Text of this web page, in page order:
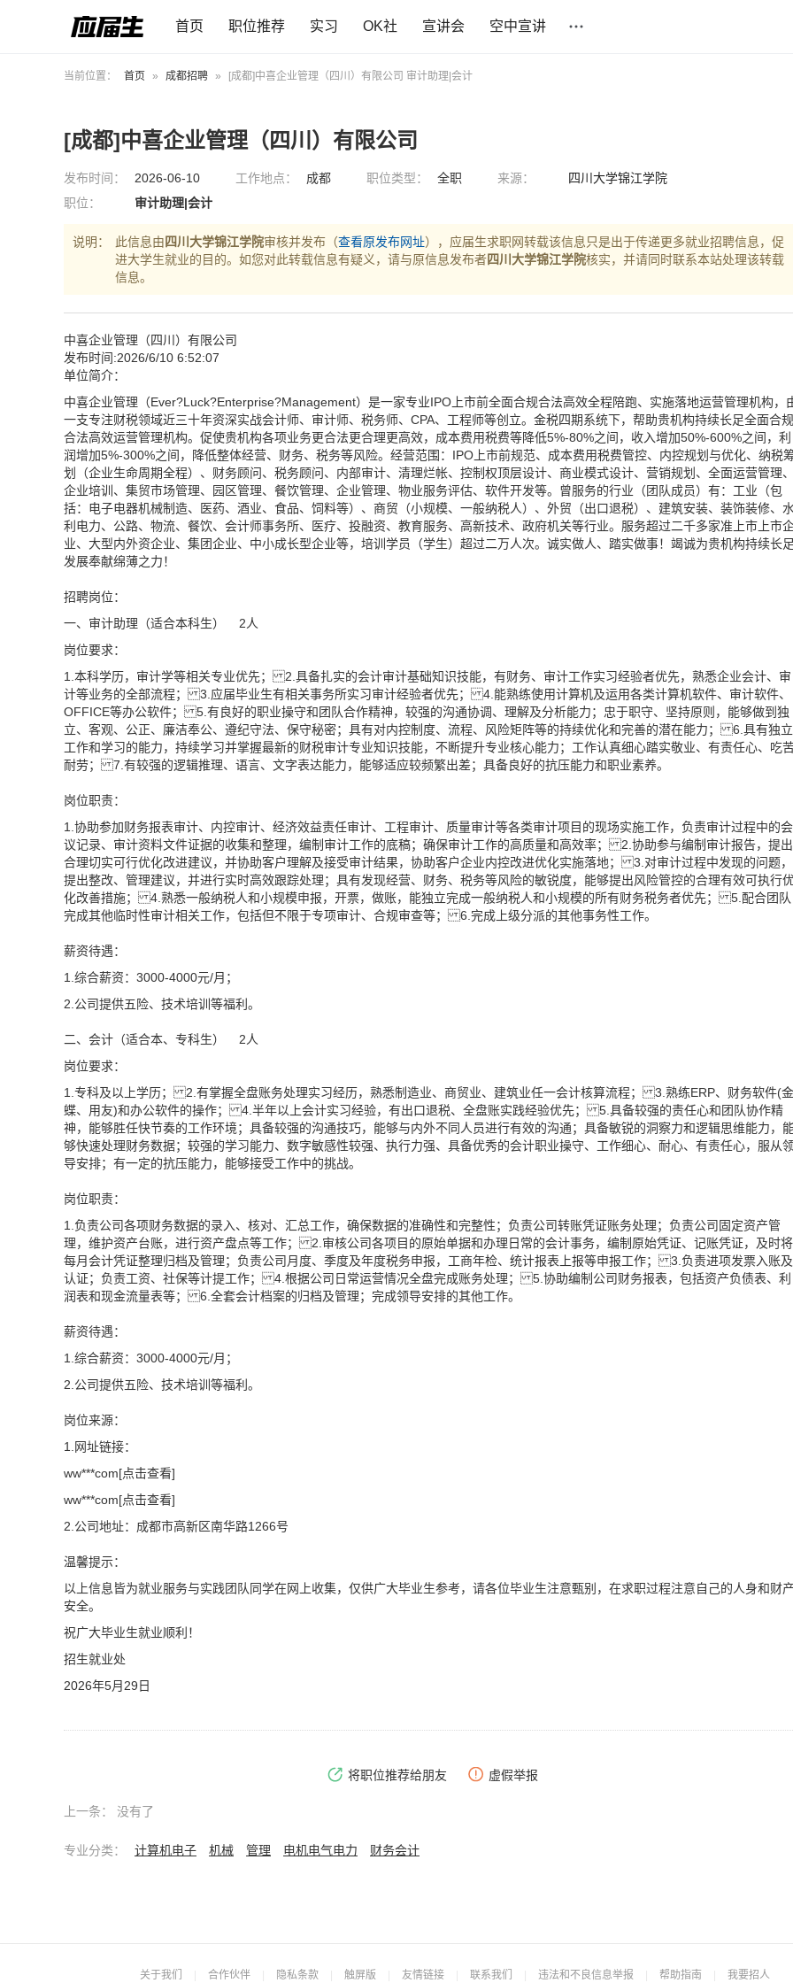
首页 职位推荐 实习 OK社 宣讲会 空中宣讲
当前位置： 首页 » 成都招聘 » [成都]中喜企业管理（四川）有限公司 审计助理|会计
[成都]中喜企业管理（四川）有限公司
发布时间： 2026-06-10 工作地点： 成都 职位类型： 全职 来源：
四川大学锦江学院
职位：
审计助理|会计
说明： 此信息由 四川大学锦江学院审核并发布（查看原发布网址），应届生求职网转载该信息只是出于传递更多就业招聘信息，促
进大学生就业的目的。如您对此转载信息有疑义，请与原信息发布者四川大学锦江学院核实，并请同时联系本站处理该转载
信息。
中喜企业管理（四川）有限公司
发布时间:2026/6/10 6:52:07
单位简介：
中喜企业管理（Ever?Luck?Enterprise?Management）是一家专业IPO上市前全面合规合法高效全程陪跑、实施落地运营管理机构，
一支专注财税领域近三十年资深实战会计师、审计师、税务师、CPA、工程师等创立。金税四期系统下，帮助贵机构持续长足全面合规
合法高效运营管理机构。促使贵机构各项业务更合法更合理更高效，成本费用税费等降低5%-80%之间，收入增加50%-600%之间，利
润增加5%-300%之间，降低整体经营、财务、税务等风险。经营范围：IPO上市前规范、成本费用税费管控、内控规划与优化、纳税
划（企业生命周期全程）、财务顾问、税务顾问、内部审计、清理烂帐、控制权顶层设计、商业模式设计、营销规划、全面运营管理、
企业培训、集贸市场管理、园区管理、餐饮管理、企业管理、物业服务评估、软件开发等。曾服务的行业（团队成员）有：工业（包
括：电子电器机械制造、医药、酒业、食品、饲料等）、商贸（小规模、一般纳税人）、外贸（出口退税）、建筑安装、装饰装修、水
利电力、公路、物流、餐饮、会计师事务所、医疗、投融资、教育服务、高新技术、政府机关等行业。服务超过二千多家准上市上市
业、大型内外资企业、集团企业、中小成长型企业等，培训学员（学生）超过二万人次。诚实做人、踏实做事！竭诚为贵机构持续长足
发展奉献绵薄之力！
招聘岗位：
一、审计助理（适合本科生） 2人
岗位要求：
1.本科学历，审计学等相关专业优先； 2.具备扎实的会计审计基础知识技能，有财务、审计工作实习经验者优先，熟悉企业会计、审
计等业务的全部流程； 3.应届毕业生有相关事务所实习审计经验者优先； 4.能熟练使用计算机及运用各类计算机软件、审计软件、
OFFICE等办公软件； 5.有良好的职业操守和团队合作精神，较强的沟通协调、理解及分析能力；忠于职守、坚持原则，能够做到独
立、客观、公正、廉洁奉公、遵纪守法、保守秘密；具有对内控制度、流程、风险矩阵等的持续优化和完善的潜在能力； 6.具有独立
工作和学习的能力，持续学习并掌握最新的财税审计专业知识技能，不断提升专业核心能力；工作认真细心踏实敬业、有责任心、吃
耐劳； 7.有较强的逻辑推理、语言、文字表达能力，能够适应较频繁出差；具备良好的抗压能力和职业素养。
岗位职责：
1.协助参加财务报表审计、内控审计、经济效益责任审计、工程审计、质量审计等各类审计项目的现场实施工作，负责审计过程中的会
议记录、审计资料文件证据的收集和整理，编制审计工作的底稿；确保审计工作的高质量和高效率； 2.协助参与编制审计报告，提出
合理切实可行优化改进建议，并协助客户理解及接受审计结果，协助客户企业内控改进优化实施落地； 3.对审计过程中发现的问题，
提出整改、管理建议，并进行实时高效跟踪处理；具有发现经营、财务、税务等风险的敏锐度，能够提出风险管控的合理有效可执行
化改善措施； 4.熟悉一般纳税人和小规模申报，开票，做账，能独立完成一般纳税人和小规模的所有财务税务者优先； 5.配合团队
完成其他临时性审计相关工作，包括但不限于专项审计、合规审查等； 6.完成上级分派的其他事务性工作。
薪资待遇：
1.综合薪资：3000-4000元/月；
2.公司提供五险、技术培训等福利。
二、会计（适合本、专科生） 2人
岗位要求：
1.专科及以上学历； 2.有掌握全盘账务处理实习经历，熟悉制造业、商贸业、建筑业任一会计核算流程； 3.熟练ERP、财务软件(金
蝶、用友)和办公软件的操作； 4.半年以上会计实习经验，有出口退税、全盘账实践经验优先； 5.具备较强的责任心和团队协作精
神，能够胜任快节奏的工作环境；具备较强的沟通技巧，能够与内外不同人员进行有效的沟通；具备敏锐的洞察力和逻辑思维能力，
够快速处理财务数据；较强的学习能力、数字敏感性较强、执行力强、具备优秀的会计职业操守、工作细心、耐心、有责任心，服从
导安排；有一定的抗压能力，能够接受工作中的挑战。
岗位职责：
1.负责公司各项财务数据的录入、核对、汇总工作，确保数据的准确性和完整性；负责公司转账凭证账务处理；负责公司固定资产管
理，维护资产台账，进行资产盘点等工作； 2.审核公司各项目的原始单据和办理日常的会计事务，编制原始凭证、记账凭证，及时将
每月会计凭证整理归档及管理；负责公司月度、季度及年度税务申报，工商年检、统计报表上报等申报工作； 3.负责进项发票入账及
认证；负责工资、社保等计提工作； 4.根据公司日常运营情况全盘完成账务处理； 5.协助编制公司财务报表，包括资产负债表、利
润表和现金流量表等； 6.全套会计档案的归档及管理；完成领导安排的其他工作。
薪资待遇：
1.综合薪资：3000-4000元/月；
2.公司提供五险、技术培训等福利。
岗位来源：
1.网址链接：
ww***com[点击查看]
ww***com[点击查看]
2.公司地址：成都市高新区南华路1266号
温馨提示：
以上信息皆为就业服务与实践团队同学在网上收集，仅供广大毕业生参考，请各位毕业生注意甄别，在求职过程注意自己的人身和财产
安全。
祝广大毕业生就业顺利！
招生就业处
2026年5月29日
将职位推荐给朋友 虚假举报
上一条： 没有了
专业分类： 计算机电子 机械 管理 电机电气电力 财务会计
关于我们 合作伙伴 隐私条款 触屏版 友情链接 联系我们 违法和不良信息举报 帮助指南 我要招人